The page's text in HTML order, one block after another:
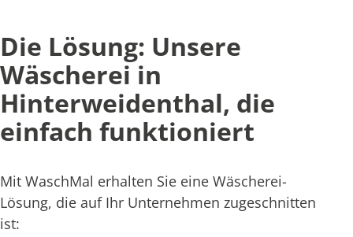
Die Lösung: Unsere
Wäscherei in
Hinterweidenthal, die
einfach funktioniert
Mit WaschMal erhalten Sie eine Wäscherei-
Lösung, die auf Ihr Unternehmen zugeschnitten
ist: